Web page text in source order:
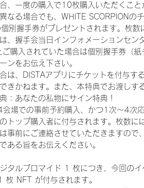
、一度の購入で10枚購入いただくこ
なる場合でも、WHITE SCORPIONの
別握手券がプレゼントされます。枚数
、握手会当日インフォメーションセ
購入されていた場合は個別握手券（
ンをお伝え下さい。
は、DISTAアプリにチケットを付与
きかねます。また、本特典でお渡しす
：あなたの私物にサイン特典！
場での事前予約購入、かつ1次〜4次
トップ購入者に付与されます。枚数に
事前にご連絡させていただきますの
ある旨をお伝えください。
タルブロマイド 1 枚につき、今回の
枚 NFT が付与されます。